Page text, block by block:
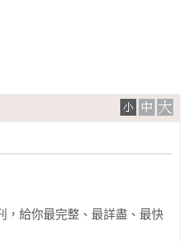
，給你最完整、最詳盡、最快